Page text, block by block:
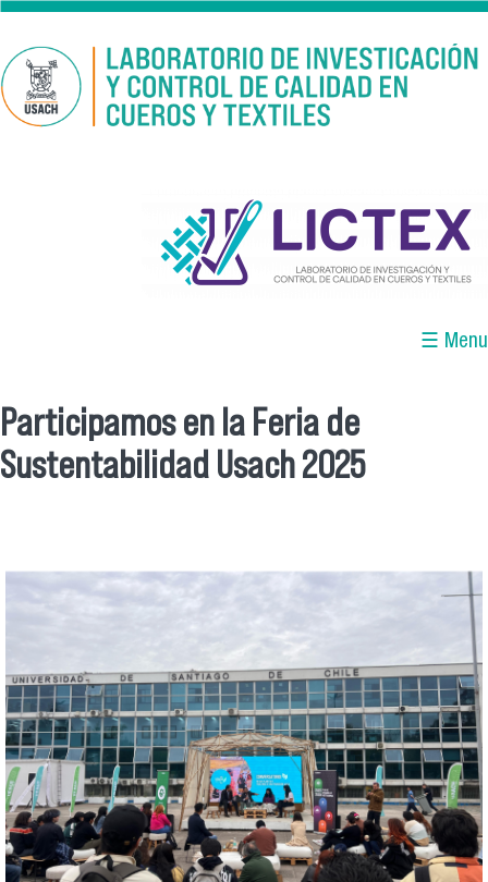
Pasar al contenido principal
logo_lictex_mesa_de_trabajo_1.png
☰ Menu
Se encuentra usted aquí
Participamos en la Feria de
Sustentabilidad Usach 2025